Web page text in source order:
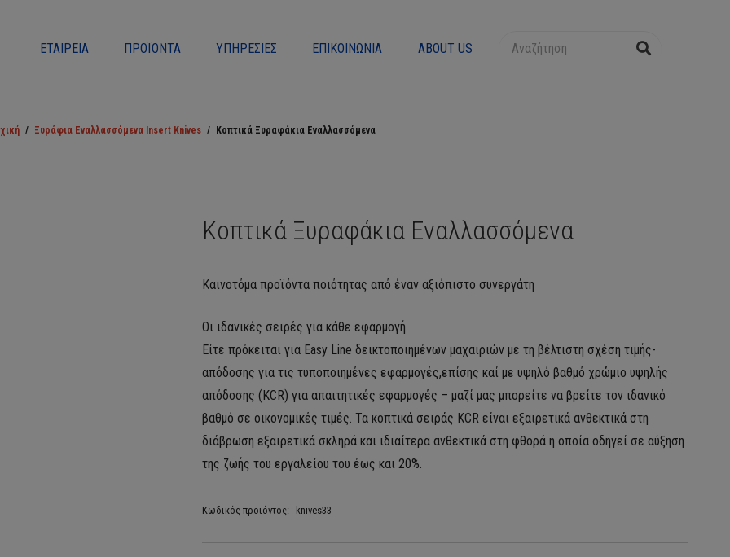
ΕΤΑΙΡΕΊΑ ΠΡΟΪΌΝΤΑ ΥΠΗΡΕΣΊΕΣ ΕΠΙΚΟΙΝΩΝΊΑ ABOUT US
/ Ξυράφια Εναλλασσόμενα Insert Knives / Κοπτικά Ξυραφάκια Εναλλασσόμενα
Κοπτικά Ξυραφάκια Εναλλασσόμενα
Καινοτόμα προϊόντα ποιότητας από έναν αξιόπιστο συνεργάτη
Οι ιδανικές σειρές για κάθε εφαρμογή
Είτε πρόκειται για Easy Line δεικτοποιημένων μαχαιριών με τη βέλτιστη σχέση τιμής-
απόδοσης για τις τυποποιημένες εφαρμογές,επίσης καί με υψηλό βαθμό χρώμιο υψηλής
απόδοσης (KCR) για απαιτητικές εφαρμογές – μαζί μας μπορείτε να βρείτε τον ιδανικό
βαθμό σε οικονομικές τιμές. Τα κοπτικά σειράς KCR είναι εξαιρετικά ανθεκτικά στη
διάβρωση εξαιρετικά σκληρά και ιδιαίτερα ανθεκτικά στη φθορά η οποία οδηγεί σε αύξηση
της ζωής του εργαλείου του έως και 20%.
Κωδικός προϊόντος: knives33